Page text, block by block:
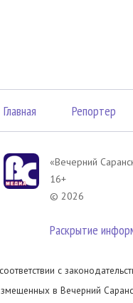
Главная Репортер
«Вечерний
16+
© 2026
Раскрытие
с
в Вечерний